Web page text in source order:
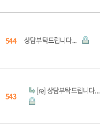
544 상담부탁드립니다...
543
[re] 상담부탁드립니다...